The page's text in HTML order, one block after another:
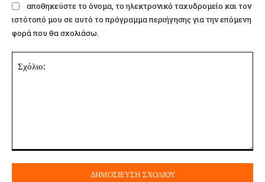
αποθηκεύστε το όνομα, το ηλεκτρονικό ταχυδρομείο και τον
ιστότοπό μου σε αυτό το πρόγραμμα περιήγησης για την επόμενη
φορά που θα σχολιάσω.